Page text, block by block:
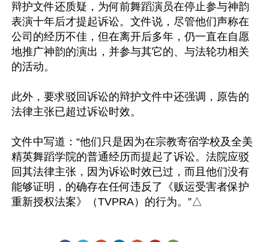
辩护文件还质疑，为何前舞蹈演员在停止参与神韵
表演十年后才提起诉讼。文件说，尽管他们声称在
公司的经历不佳，但在离开后多年，仍一直在自愿
地推广神韵的演出，并参与其它的、与法轮功相关
的活动。
此外，要求驳回诉讼的辩护文件中还强调，原告的
法律主张已超过诉讼时效。
文件中写道：“他们只是因为在宗教寄宿学校及全美
精英舞蹈学院的普通经历而提起了诉讼。法院应驳
回其法律主张，因为诉讼时效已过，而且他们没有
能够证明，的确存在任何违反了《贩运受害者保护